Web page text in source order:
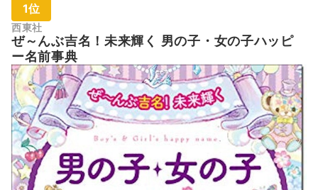
1位
西東社
ぜ～んぶ吉名！未来輝く 男の子・女の子ハッピ
ー名前事典